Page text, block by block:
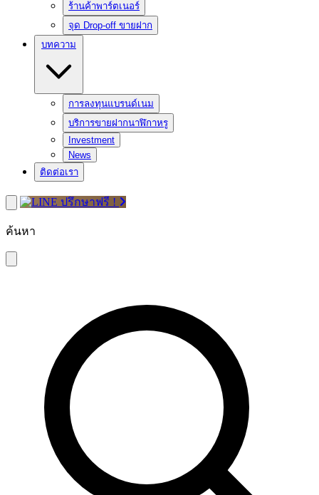
ร้านค้าพาร์ตเนอร์
จุด Drop-off ขายฝาก
บทความ
การลงทุนแบรนด์เนม
บริการขายฝากนาฬิกาหรู
Investment
News
ติดต่อเรา
ปรึกษาฟรี !
ค้นหา